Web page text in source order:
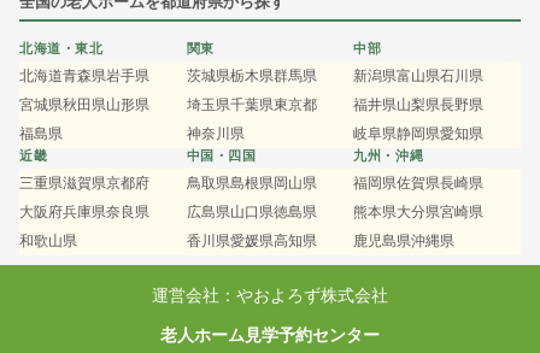
北海道・東北
北海道青森県岩手県
宮城県秋田県山形県
福島県
関東
茨城県栃木県群馬県
埼玉県千葉県東京都
神奈川県
中部
新潟県富山県石川県
福井県山梨県長野県
岐阜県静岡県愛知県
近畿
三重県滋賀県京都府
大阪府兵庫県奈良県
和歌山県
中国・四国
鳥取県島根県岡山県
広島県山口県徳島県
香川県愛媛県高知県
九州・沖縄
福岡県佐賀県長崎県
熊本県大分県宮崎県
鹿児島県沖縄県
運営会社：やおよろず株式会社
老人ホーム見学予約センター